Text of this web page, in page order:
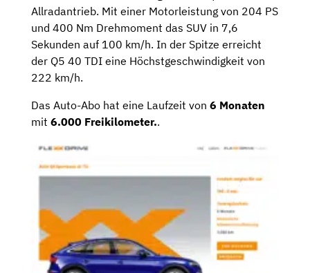
Allradantrieb. Mit einer Motorleistung von 204 PS
und 400 Nm Drehmoment das SUV in 7,6
Sekunden auf 100 km/h. In der Spitze erreicht
der Q5 40 TDI eine Höchstgeschwindigkeit von
222 km/h.
Das Auto-Abo hat eine Laufzeit von 6 Monaten
mit 6.000 Freikilometer..